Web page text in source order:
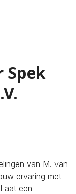
Spek
van M. van
ervaring met
een